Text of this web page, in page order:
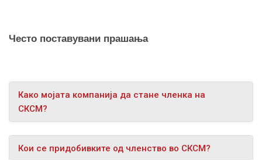
Често поставувани прашања
Како мојата компанија да стане членка на
СКСМ?
Кои се придобивките од членство во СКСМ?